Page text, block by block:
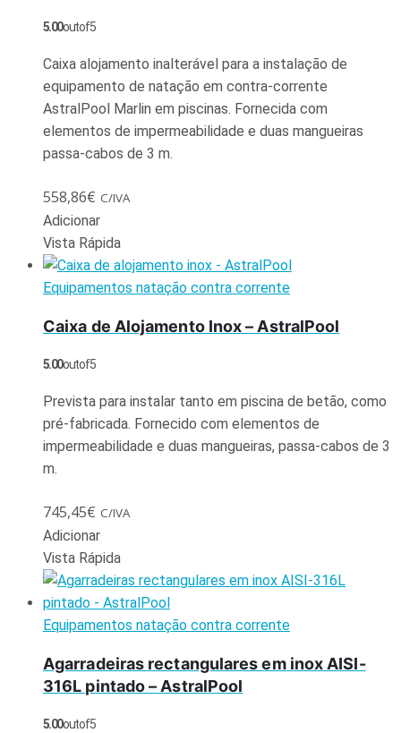
5.00out of 5
Caixa alojamento inalterável para a instalação de
equipamento de natação em contra-corrente
AstralPool Marlin em piscinas. Fornecida com
elementos de impermeabilidade e duas mangueiras
passa-cabos de 3 m.
558,86€ C/IVA
Adicionar
Vista Rápida
Equipamentos natação contra corrente
Caixa de Alojamento Inox – AstralPool
5.00out of 5
Prevista para instalar tanto em piscina de betão, como
pré-fabricada. Fornecido com elementos de
impermeabilidade e duas mangueiras, passa-cabos de 3
m.
745,45€ C/IVA
Adicionar
Vista Rápida
Equipamentos natação contra corrente
Agarradeiras rectangulares em inox AISI-
316L pintado – AstralPool
5.00out of 5